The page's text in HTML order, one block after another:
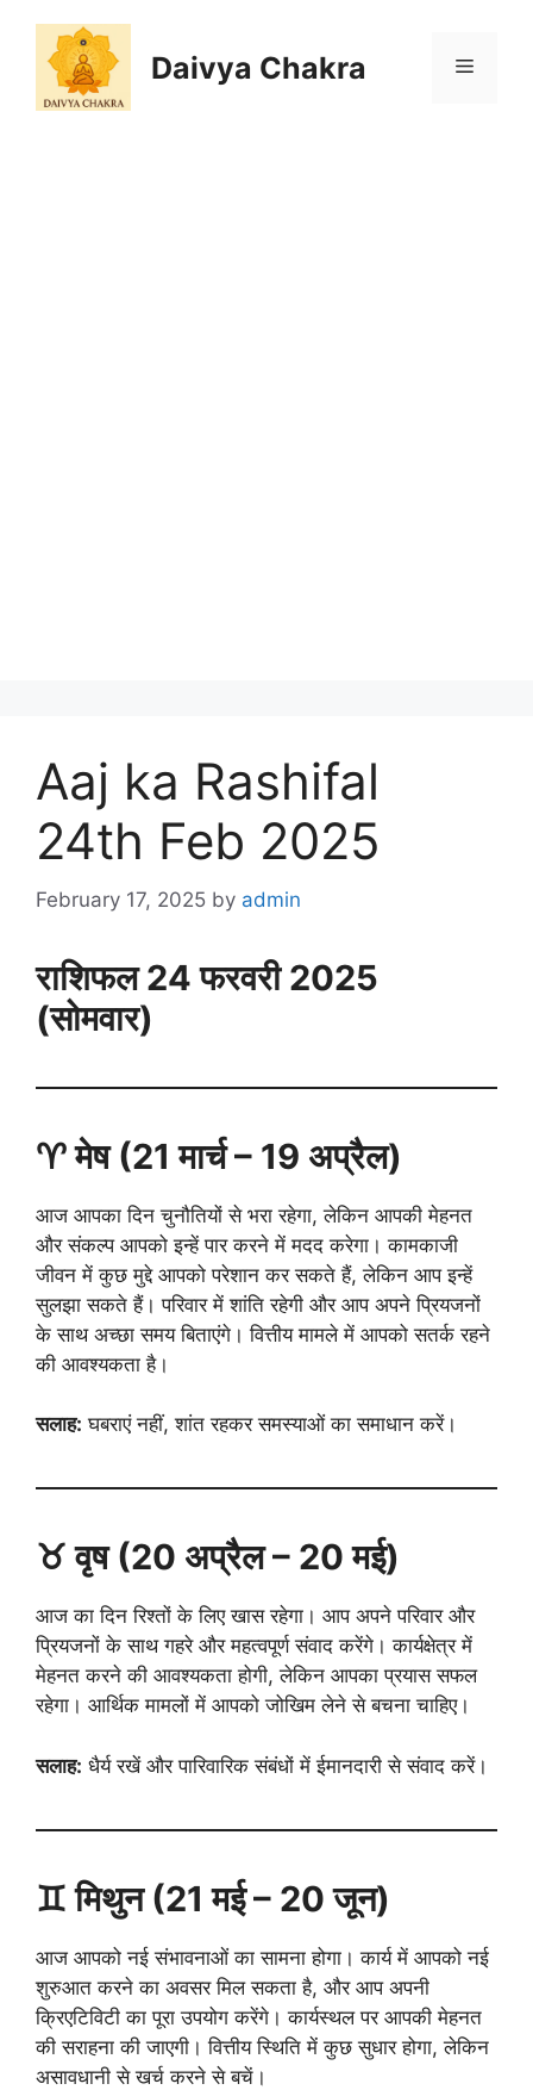
content
Daivya Chakra MENU
Aaj ka Rashifal
24th Feb 2025
February 17, 2025 by admin
राशिफल 24 फरवरी 2025
(सोमवार)
♈ मेष (21 मार्च – 19 अप्रैल)
आज आपका दिन चुनौतियों से भरा रहेगा, लेकिन आपकी मेहनत
और संकल्प आपको इन्हें पार करने में मदद करेगा। कामकाजी
जीवन में कुछ मुद्दे आपको परेशान कर सकते हैं, लेकिन आप इन्हें
सुलझा सकते हैं। परिवार में शांति रहेगी और आप अपने प्रियजनों
के साथ अच्छा समय बिताएंगे। वित्तीय मामले में आपको सतर्क रहने
की आवश्यकता है।
सलाह: घबराएं नहीं, शांत रहकर समस्याओं का समाधान करें।
♉ वृष (20 अप्रैल – 20 मई)
आज का दिन रिश्तों के लिए खास रहेगा। आप अपने परिवार और
प्रियजनों के साथ गहरे और महत्वपूर्ण संवाद करेंगे। कार्यक्षेत्र में
मेहनत करने की आवश्यकता होगी, लेकिन आपका प्रयास सफल
रहेगा। आर्थिक मामलों में आपको जोखिम लेने से बचना चाहिए।
सलाह: धैर्य रखें और पारिवारिक संबंधों में ईमानदारी से संवाद करें।
♊ मिथुन (21 मई – 20 जून)
आज आपको नई संभावनाओं का सामना होगा। कार्य में आपको नई
शुरुआत करने का अवसर मिल सकता है, और आप अपनी
क्रिएटिविटी का पूरा उपयोग करेंगे। कार्यस्थल पर आपकी मेहनत
की सराहना की जाएगी। वित्तीय स्थिति में कुछ सुधार होगा, लेकिन
असावधानी से खर्च करने से बचें।